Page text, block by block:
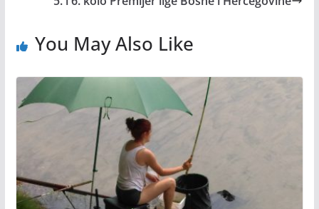
You May Also Like